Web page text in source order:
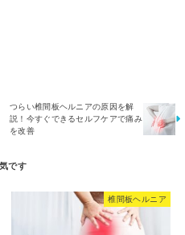
つらい椎間板ヘルニアの原因を解
説！今すぐできるセルフケアで痛み
を改善
椎間板ヘルニア